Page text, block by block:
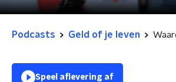
Podcasts Geld of je leven
Speel aflevering af